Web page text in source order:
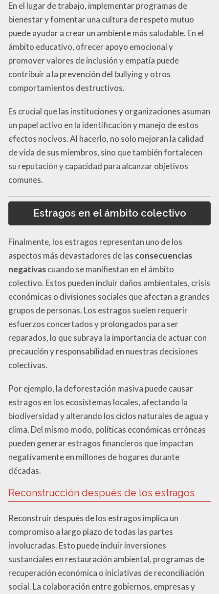
En el lugar de trabajo, implementar programas de
bienestar y fomentar una cultura de respeto mutuo
puede ayudar a crear un ambiente más saludable. En el
ámbito educativo, ofrecer apoyo emocional y
promover valores de inclusión y empatía puede
contribuir a la prevención del bullying y otros
comportamientos destructivos.
Es crucial que las instituciones y organizaciones asuman
un papel activo en la identificación y manejo de estos
efectos nocivos. Al hacerlo, no solo mejoran la calidad
de vida de sus miembros, sino que también fortalecen
su reputación y capacidad para alcanzar objetivos
comunes.
Estragos en el ámbito colectivo
Finalmente, los estragos representan uno de los
aspectos más devastadores de las consecuencias
negativascuando se manifiestan en el ámbito
colectivo. Estos pueden incluir daños ambientales, crisis
económicas o divisiones sociales que afectan a grandes
grupos de personas. Los estragos suelen requerir
esfuerzos concertados y prolongados para ser
reparados, lo que subraya la importancia de actuar con
precaución y responsabilidad en nuestras decisiones
colectivas.
Por ejemplo, la deforestación masiva puede causar
estragos en los ecosistemas locales, afectando la
biodiversidad y alterando los ciclos naturales de agua y
clima. Del mismo modo, políticas económicas erróneas
pueden generar estragos financieros que impactan
negativamente en millones de hogares durante
décadas.
Reconstrucción después de los estragos
Reconstruir después de los estragos implica un
compromiso a largo plazo de todas las partes
involucradas. Esto puede incluir inversiones
sustanciales en restauración ambiental, programas de
recuperación económica o iniciativas de reconciliación
social. La colaboración entre gobiernos, empresas y